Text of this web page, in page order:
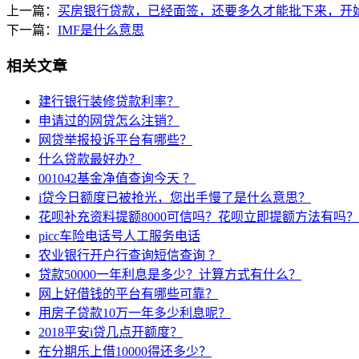
上一篇： 买房银行贷款，已经面签，还要多久才能批下来，开
下一篇： IMF是什么意思
相关文章
建行银行装修贷款利率？
申请过的网贷怎么注销？
网贷举报投诉平台有哪些？
什么贷款最好办？
001042基金净值查询今天 ？
i贷今日额度已被抢光，您出手慢了是什么意思？
花呗补充资料提额8000可信吗？花呗立即提额方法有吗？
picc车险电话号人工服务电话
农业银行开户行查询短信查询 ？
贷款50000一年利息是多少？计算方式有什么？
网上好借钱的平台有哪些可靠？
用房子贷款10万一年多少利息呢？
2018平安i贷几点开额度？
在分期乐上借10000得还多少？